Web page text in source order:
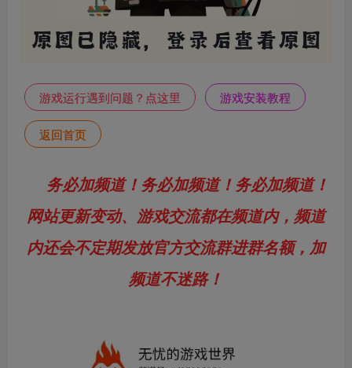
游戏运行遇到问题？点这里 游戏安装教程
返回首页
务必加频道！务必加频道！务必加频道！
网站更新变动、游戏交流都在频道内，频道
内还会不定期发放官方交流群进群名额，加
频道不迷路！